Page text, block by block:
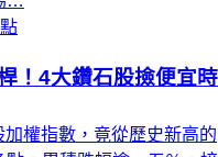
！4大鑽石股撿便宜時
權指數，竟從歷史新高的